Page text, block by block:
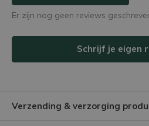
Er zijn nog geen reviews
Schrijf je eigen
Verzending & verzorging